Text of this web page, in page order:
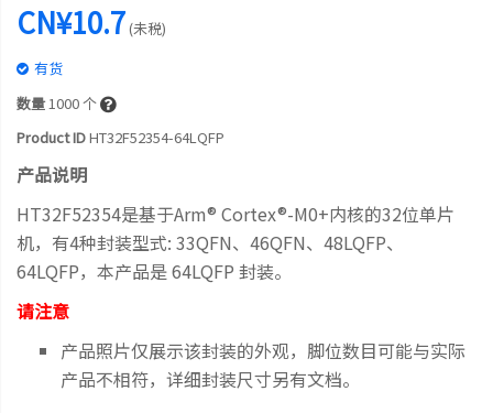
CN¥10.7(未税)
有货
数量1000个
Product IDHT32F52354-64LQFP
产品说明
HT32F52354是基于Arm® Cortex®-M0+内核的32位单片
机，有4种封装型式: 33QFN、46QFN、48LQFP、
64LQFP，本产品是 64LQFP 封装。
请注意
产品照片仅展示该封装的外观，脚位数目可能与实际
产品不相符，详细封装尺寸另有文档。